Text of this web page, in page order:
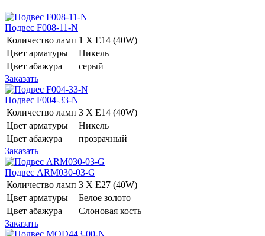
Подвес F008-11-N
Количество ламп 1 Х E14 (40W)
Цвет арматуры
Никель
Цвет абажура
серый
Заказать
Подвес F004-33-N
Количество ламп 3 Х E14 (40W)
Цвет арматуры
Никель
Цвет абажура
прозрачный
Заказать
Подвес ARM030-03-G
Количество ламп 3 Х E27 (40W)
Цвет арматуры
Белое золото
Цвет абажура
Слоновая кость
Заказать